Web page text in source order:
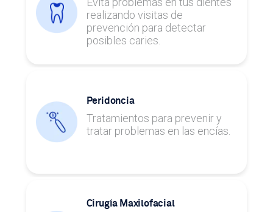
realizando visitas de
prevención para detectar
posibles caries.
Peridoncia
Tratamientos para prevenir y
tratar problemas en las encías.
Cirugía Maxilofacial